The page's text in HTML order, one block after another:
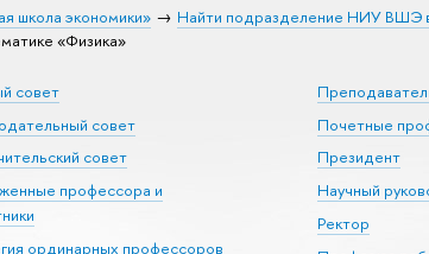
школа экономики» Найти подразделение НИУ ВШЭ
«Физика»
совет
совет
совет
профессора и
ординарных профессоров
Почетные
Президент
Научный
Ректор